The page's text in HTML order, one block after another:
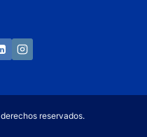
reservados.